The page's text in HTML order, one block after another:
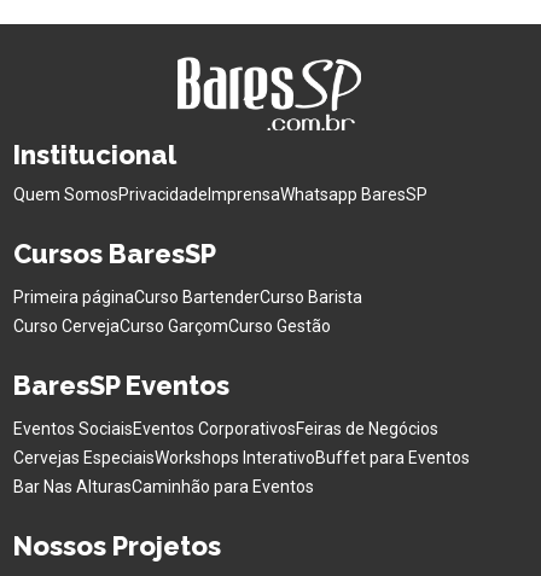
Institucional
Quem SomosPrivacidade ImprensaWhatsapp BaresSP
Cursos BaresSP
Primeira páginaCurso BartenderCurso Barista
Curso CervejaCurso GarçomCurso Gestão
BaresSP Eventos
Eventos SociaisEventos CorporativosFeiras de Negócios
Cervejas EspeciaisWorkshops InterativoBuffet para Eventos
Bar Nas AlturasCaminhão para Eventos
Nossos Projetos